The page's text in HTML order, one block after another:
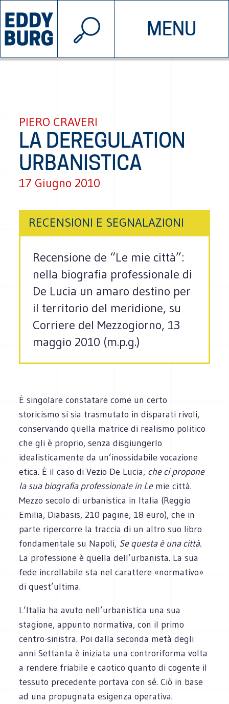
MENU
INIZIATIVE CHI SIAMO
© 2026 EDDYBURG
PIERO CRAVERI
LA DEREGULATION
URBANISTICA
17 Giugno 2010
RECENSIONI E SEGNALAZIONI
Recensione de “Le mie città”:
nella biografia professionale di
De Lucia un amaro destino per
il territorio del meridione, su
Corriere del Mezzogiorno, 13
maggio 2010 (m.p.g.)
È singolare constatare come un certo
storicismo si sia trasmutato in disparati rivoli,
conservando quella matrice di realismo politico
che gli è proprio, senza disgiungerlo
idealisticamente da un’inossidabile vocazione
etica. È il caso di Vezio De Lucia, che ci propone
la sua biografia professionale in Lemie città.
Mezzo secolo di urbanistica in Italia (Reggio
Emilia, Diabasis, 210 pagine, 18 euro), che in
parte ripercorre la traccia di un altro suo libro
fondamentale su Napoli, Se questa è una città.
La professione è quella dell’urbanista. La sua
fede incrollabile sta nel carattere «normativo»
di quest’ultima.
L’Italia ha avuto nell’urbanistica una sua
stagione, appunto normativa, con il primo
centro-sinistra. Poi dalla seconda metà degli
anni Settanta è iniziata una controriforma volta
a rendere friabile e caotico quanto di cogente il
tessuto precedente portava con sé. Ciò in base
ad una propugnata esigenza operativa.